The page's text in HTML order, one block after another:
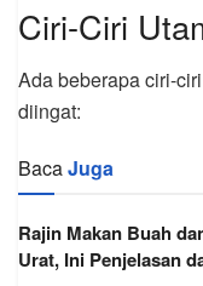
Ciri-Ciri
Ada beberapa ciri-
diingat:
BacaJuga
Rajin Makan Buah
Urat, Ini Penjelasan